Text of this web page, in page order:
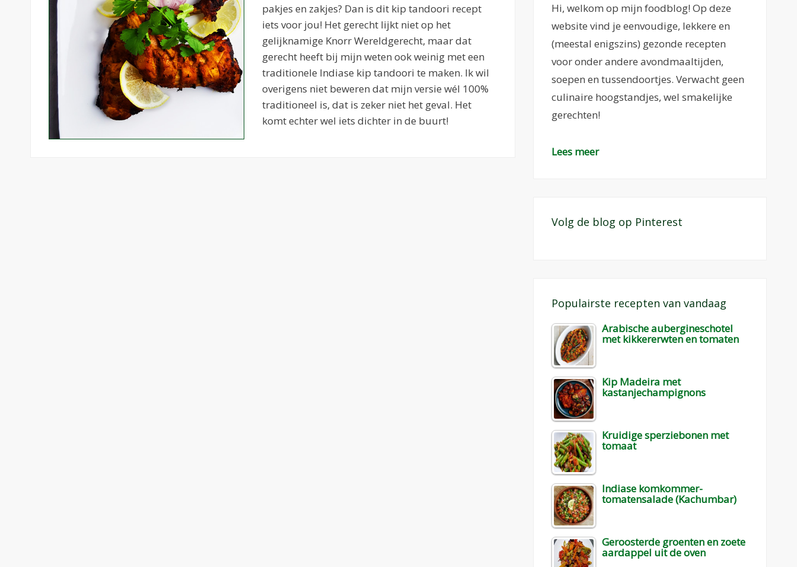
pakjes en zakjes? Dan is dit kip tandoori recept
iets voor jou! Het gerecht lijkt niet op het
gelijknamige Knorr Wereldgerecht, maar dat
gerecht heeft bij mijn weten ook weinig met een
traditionele Indiase kip tandoori te maken. Ik wil
overigens niet beweren dat mijn versie wél 100%
traditioneel is, dat is zeker niet het geval. Het
komt echter wel iets dichter in de buurt!
Hi, welkom op mijn foodblog! Op deze
website vind je eenvoudige, lekkere en
(meestal enigszins) gezonde recepten
voor onder andere avondmaaltijden,
soepen en tussendoortjes. Verwacht geen
culinaire hoogstandjes, wel smakelijke
gerechten!
Lees meer
Volg de blog op Pinterest
Populairste recepten van vandaag
Arabische aubergineschotel
met kikkererwten en tomaten
Kip Madeira met
kastanjechampignons
Kruidige sperziebonen met
tomaat
Indiase komkommer-
tomatensalade (Kachumbar)
Geroosterde groenten en zoete
aardappel uit de oven